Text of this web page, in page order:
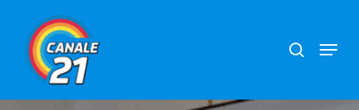
main
content
Menu